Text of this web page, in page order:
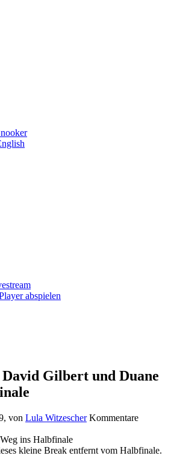
abspielen
Gilbert und Duane
, von Lula Witzescher Kommentare
kleine Break entfernt vom Halbfinale.